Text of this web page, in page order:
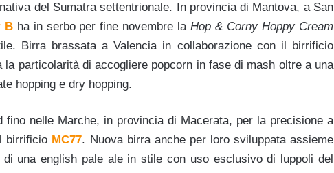
del Sumatra settentrionale. In provincia di Mantova, a San
Bha in serbo per fine novembre laHop & Corny Hoppy Cream
Birra brassata a Valencia in collaborazione con il birrificio
la particolarità di accogliere popcorn in fase di mash oltre a una
hopping e dry hopping.
fino nelle Marche, in provincia di Macerata, per la precisione a
birrificio MC77. Nuova birra anche per loro sviluppata assieme
una english pale ale in stile con uso esclusivo di luppoli del